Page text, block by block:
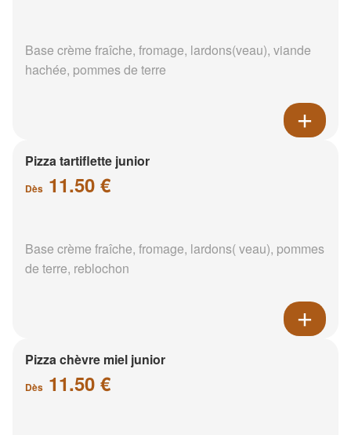
Base crème fraîche, fromage, lardons(veau), viande
hachée, pommes de terre
Pizza tartiflette junior
Dès 11.50 €
Base crème fraîche, fromage, lardons( veau), pommes
de terre, reblochon
Pizza chèvre miel junior
Dès 11.50 €